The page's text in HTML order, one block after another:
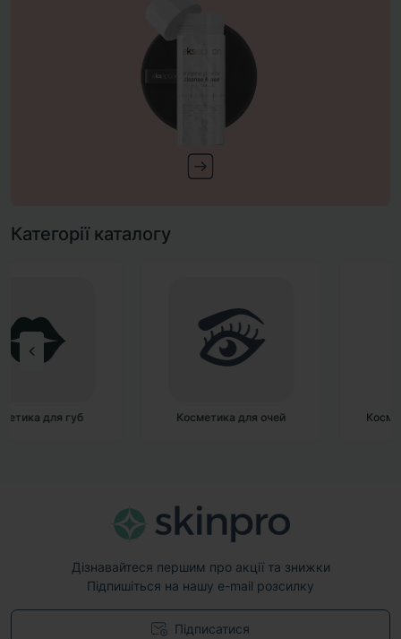
Категорії каталогу
Косметика для очей Косметика для обличчя
Дізнавайтеся першим про акції та знижки
Підпишіться на нашу e-mail розсилку
Підписатися